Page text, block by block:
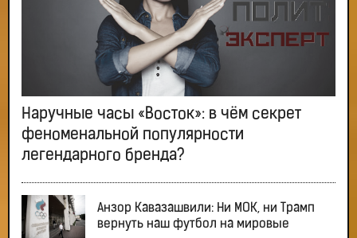
Наручные часы «Восток»: в чём секрет
феноменальной популярности
легендарного бренда?
Анзор Кавазашвили: Ни МОК, ни Трамп
вернуть наш футбол на мировые